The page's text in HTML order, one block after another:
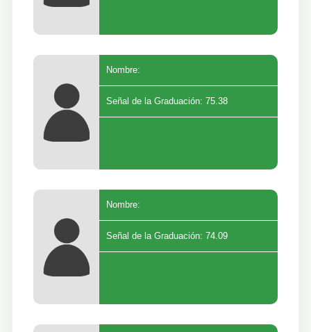
Nombre:
Señal de la Graduación: 75.38
Nombre:
Señal de la Graduación: 74.09